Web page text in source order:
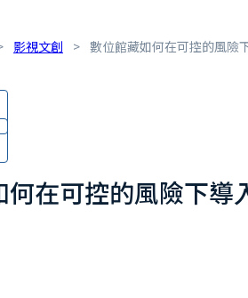
影視文創 > 數位館藏如何在可控的風險
何在可控的風險下